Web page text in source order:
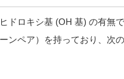
ドロキシ基 (OH 基) の有無
ンペア）を持っており、次